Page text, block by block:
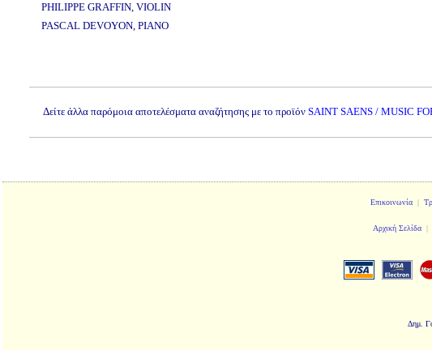
PHILIPPE GRAFFIN, VIOLIN
PASCAL DEVOYON, PIANO
Δείτε άλλα παρόμοια αποτελέσματα αναζήτησης με το προϊόν SAINT SAENS / MUSIC
Επικοινωνία|
Αρχική Σελίδα |
Δημ.